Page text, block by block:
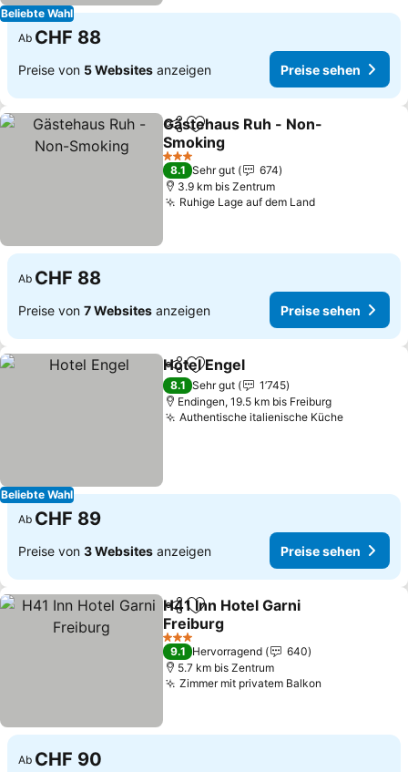
Beliebte Wahl
Ab CHF 88
Preise von 5 Websites anzeigen Preise sehen
TeilenZu Favoriten hinzufügen
Gästehaus Ruh - Non-
Smoking
Preise sehen
3 Sterne
8.1 Sehr gut
674
3.9 km bis Zentrum
Ruhige Lage auf dem LandPreise sehen
Ab CHF 88
Preise von 7 Websites anzeigen Preise sehen
Beliebte Wahl
TeilenZu Favoriten hinzufügen
Hotel Engel
8.1 Sehr gut
1’745
Endingen, 19.5 km bis Freiburg
Authentische italienische KüchePreise
Ab CHF 89
Preise von 3 Websites anzeigen Preise sehen
TeilenZu Favoriten hinzufügen
H41 Inn Hotel Garni
Freiburg
Preise sehen
3 Sterne
9.1 Hervorragend
640
5.7 km bis Zentrum
Zimmer mit privatem Balkon
Ab CHF 90